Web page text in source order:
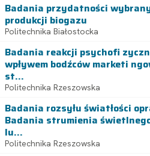
Badania przydatności
produkcji biogazu
Politechnika Białostocka
Badania reakcji psychofi
wpływem bodźców marketi
st...
Politechnika Rzeszowska
Badania rozsyłu światłości
Badania strumienia
lu...
Politechnika Rzeszowska